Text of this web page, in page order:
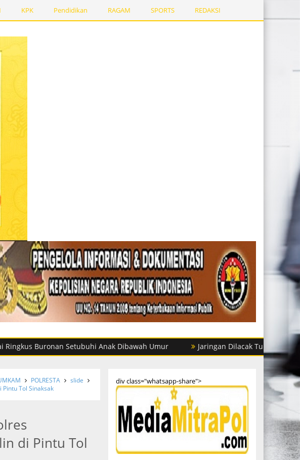
KPK Pendidikan RAGAM SPORTS REDAKSI
Setubuhi Anak Dibawah Umur Jaringan Dilacak Tuntas, Satres
POLRESTA
slide
Tol Sinaksak
di Pintu Tol
div class="whatsapp-share">